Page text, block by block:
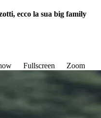
ecco la sua big family
Fullscreen Zoom